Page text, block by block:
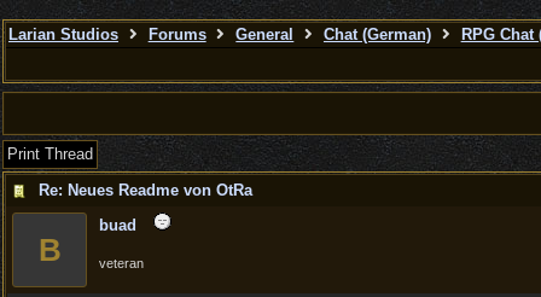
Larian Studios Forums General Chat (German) RPG Chat
Print Thread
Re: Neues Readme von OtRa
B
buad
veteran